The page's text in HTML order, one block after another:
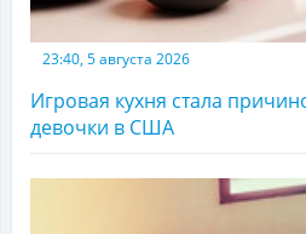
23:40, 5 августа 2026
Игровая кухня стала
девочки в США